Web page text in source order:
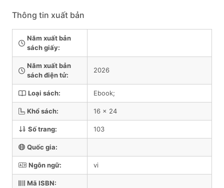
Thông tin xuất bản
Năm xuất bản
sách giấy:
Năm xuất bản
sách điện tử:
2026
Loại sách: Ebook;
Khổ sách: 16 x 24
Số trang: 103
Quốc gia:
Ngôn ngữ: vi
Mã ISBN: